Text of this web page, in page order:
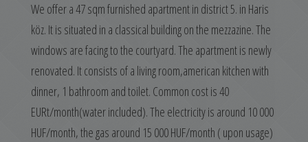
We offer a 47 sqm furnished apartment in district 5. in Haris
köz. It is situated in a classical building on the mezzazine. The
windows are facing to the courtyard. The apartment is newly
renovated. It consists of a living room,american kitchen with
dinner, 1 bathroom and toilet. Common cost is 40
EURt/month(water included). The electricity is around 10 000
HUF/month, the gas around 15 000 HUF/month ( upon usage)